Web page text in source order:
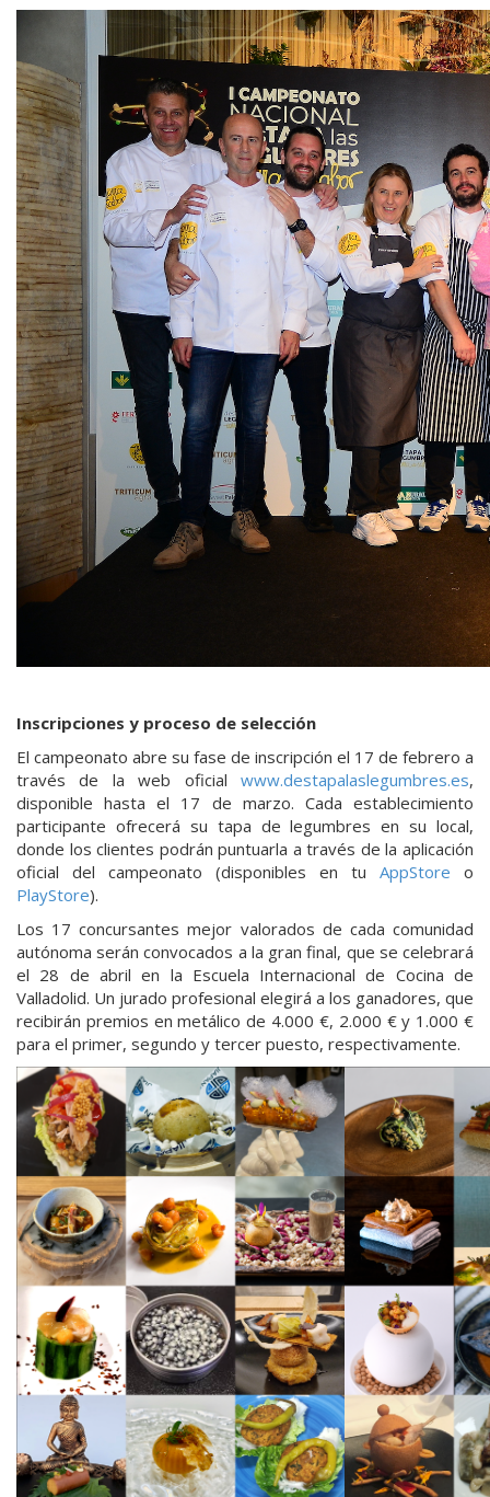
Inscripciones y proceso de selección
El campeonato abre su fase de inscripción el 17 de febrero a
través de la web oficial www.destapalaslegumbres.es,
disponible hasta el 17 de marzo. Cada establecimiento
participante ofrecerá su tapa de legumbres en su local,
donde los clientes podrán puntuarla a través de la aplicación
oficial del campeonato (disponibles en tu AppStore o
PlayStore).
Los 17 concursantes mejor valorados de cada comunidad
autónoma serán convocados a la gran final, que se celebrará
el 28 de abril en la Escuela Internacional de Cocina de
Valladolid. Un jurado profesional elegirá a los ganadores, que
recibirán premios en metálico de 4.000 €, 2.000 € y 1.000 €
para el primer, segundo y tercer puesto, respectivamente.